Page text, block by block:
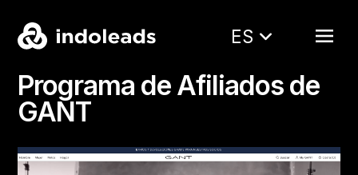
ES
Programa de Afiliados de
GANT